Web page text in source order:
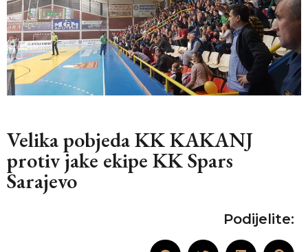
Velika pobjeda KK KAKANJ
protiv jake ekipe KK Spars
Sarajevo
Podijelite: